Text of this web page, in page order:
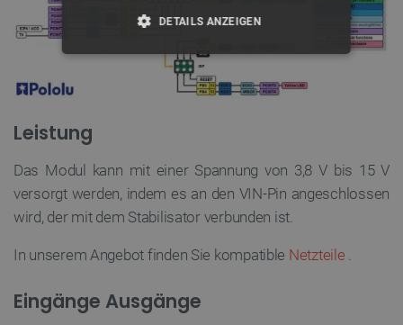
Leistung
Das Modul kann mit einer Spannung von 3,8 V bis 15 V
versorgt werden, indem es an den VIN-Pin angeschlossen
wird, der mit dem Stabilisator verbunden ist.
In unserem Angebot finden Sie kompatible Netzteile
Eingänge Ausgänge
DETAILS ANZEIGEN
UNBEDINGT ERFORDERLICH
FUNKTIONALITÄT
Targeting